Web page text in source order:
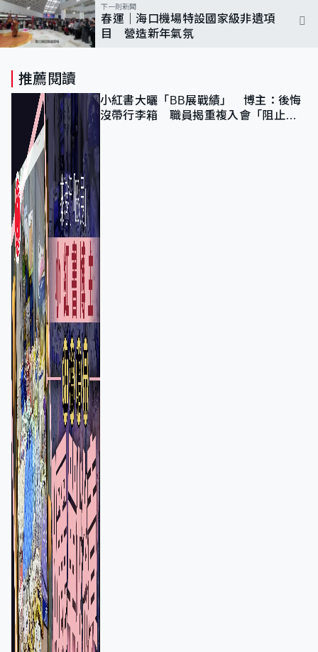
下一則新聞
春運｜海口機場特設國家級非遺項
目 營造新年氣氛
推薦閱讀
小紅書大曬「BB展戰績」 博主：後悔
沒帶行李箱 職員揭重複入會「阻止唔